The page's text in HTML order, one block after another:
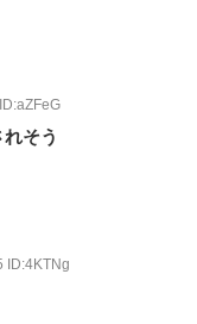
そう
ID:4KTNg